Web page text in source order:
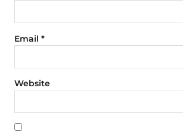
Email *
Website